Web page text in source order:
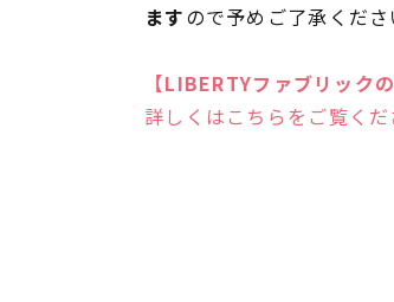
ますので予めご了承くださ
【LIBERTYファブリック
詳しくはこちらをご覧くだ